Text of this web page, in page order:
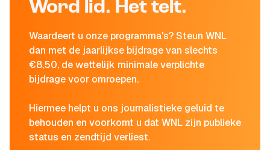
Word lid. Het telt.
Waardeert u onze programma's? Steun WNL
dan met de jaarlijkse bijdrage van slechts
€8,50, de wettelijk minimale verplichte
bijdrage voor omroepen.
Hiermee helpt u ons journalistieke geluid te
behouden en voorkomt u dat WNL zijn publieke
status en zendtijd verliest.